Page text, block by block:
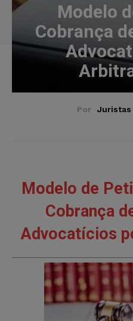
Modelo
Cobrança
Por Juristas
Modelo de
Cobrança
Advocatícios